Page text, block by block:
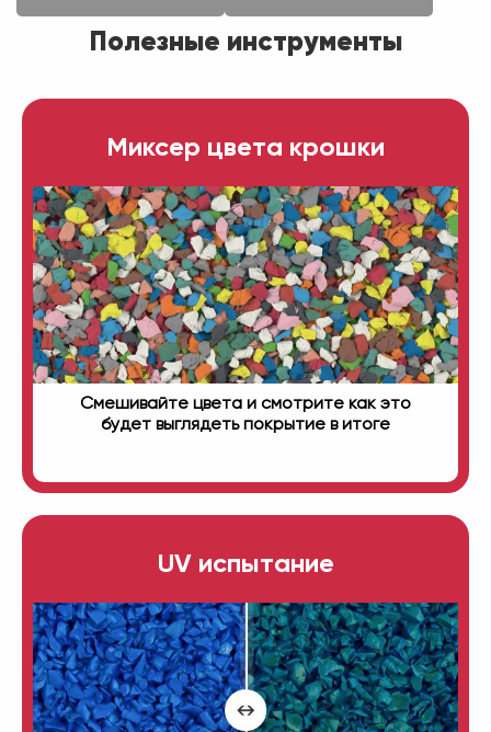
Полезные инструменты
Миксер цвета крошки
Смешивайте цвета и смотрите как это
будет выглядеть покрытие в итоге
UV испытание